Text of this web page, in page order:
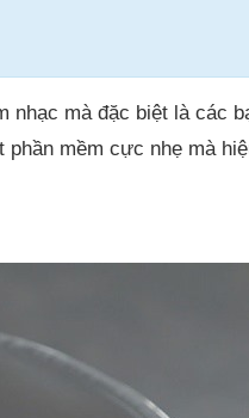
nhạc mà đặc biệt là các
mềm cực nhẹ mà